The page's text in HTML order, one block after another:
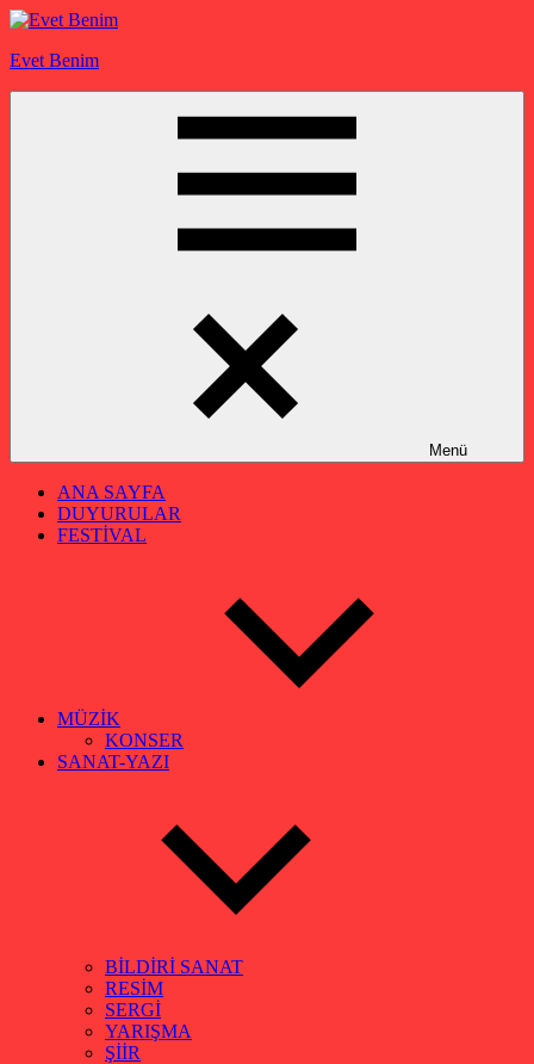
İçeriğe
Evet Benim
Menü
ANA SAYFA
DUYURULAR
FESTİVAL
MÜZİK
KONSER
SANAT-YAZI
BİLDİRİ SANAT
RESİM
SERGİ
YARIŞMA
ŞİİR